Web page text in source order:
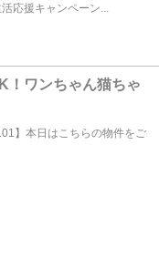
応援キャンペーン...
！ワンちゃん猫ちゃ
】本日はこちらの物件をご